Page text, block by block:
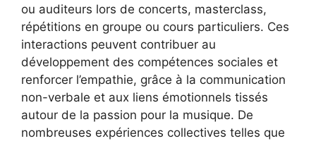
ou auditeurs lors de concerts, masterclass,
répétitions en groupe ou cours particuliers. Ces
interactions peuvent contribuer au
développement des compétences sociales et
renforcer l’empathie, grâce à la communication
non-verbale et aux liens émotionnels tissés
autour de la passion pour la musique. De
nombreuses expériences collectives telles que